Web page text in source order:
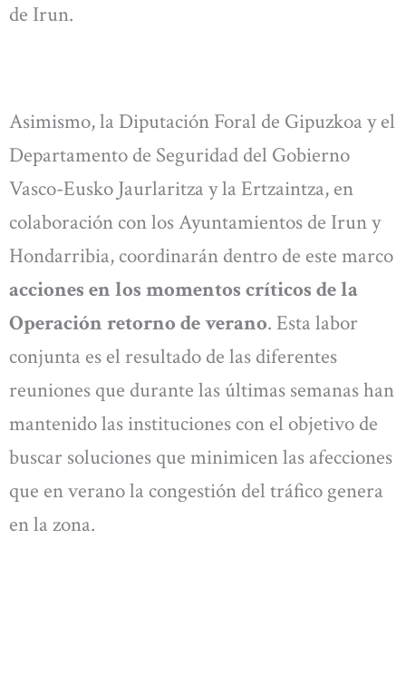
de Irun.
Asimismo, la Diputación Foral de Gipuzkoa y el
Departamento de Seguridad del Gobierno
Vasco-Eusko Jaurlaritza y la Ertzaintza, en
colaboración con los Ayuntamientos de Irun y
Hondarribia, coordinarán dentro de este marco
acciones en los momentos críticos de la
Operación retorno de verano. Esta labor
conjunta es el resultado de las diferentes
reuniones que durante las últimas semanas han
mantenido las instituciones con el objetivo de
buscar soluciones que minimicen las afecciones
que en verano la congestión del tráfico genera
en la zona.